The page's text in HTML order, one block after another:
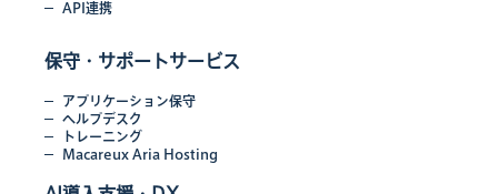
API連携
保守・サポートサービス
アプリケーション保守
ヘルプデスク
トレーニング
Macareux Aria Hosting